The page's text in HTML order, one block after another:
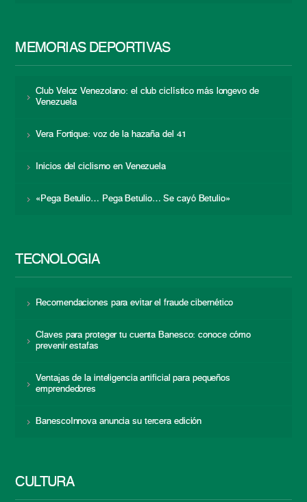
MEMORIAS DEPORTIVAS
Club Veloz Venezolano: el club ciclístico más longevo de
Venezuela
Vera Fortique: voz de la hazaña del 41
Inicios del ciclismo en Venezuela
«Pega Betulio… Pega Betulio… Se cayó Betulio»
TECNOLOGÍA
Recomendaciones para evitar el fraude cibernético
Claves para proteger tu cuenta Banesco: conoce cómo
prevenir estafas
Ventajas de la inteligencia artificial para pequeños
emprendedores
BanescoInnova anuncia su tercera edición
CULTURA